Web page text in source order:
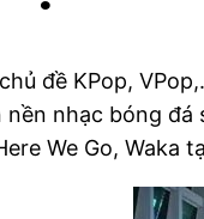
đề KPop,
nhạc bóng đá
We Go, Waka